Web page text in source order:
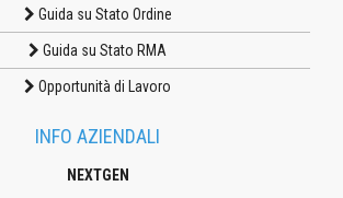
Guida su Stato Ordine
Guida su Stato RMA
Opportunità di Lavoro
INFO AZIENDALI
NEXTGEN